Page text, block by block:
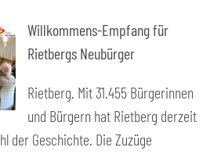
Willkommens-Empfang für
Rietbergs Neubürger
Rietberg. Mit 31.455 Bürgerinnen
und Bürgern hat Rietberg derzeit
der Geschichte. Die Zuzüge